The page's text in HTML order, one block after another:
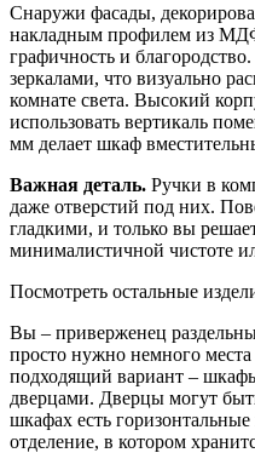
Снаружи фасады,
накладным профилем из
графичность и
зеркалами, что визуально
комнате света. Высокий
использовать вертикаль
мм делает шкаф
Важная деталь. Ручки в
даже отверстий под них.
гладкими, и только вы
минималистичной чистоте
Посмотреть остальные
Вы – приверженец
просто нужно немного
подходящий вариант –
дверцами. Дверцы могут
шкафах есть
отделение, в котором